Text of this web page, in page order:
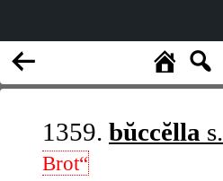
1359. bŭccĕlla s.
Brot“